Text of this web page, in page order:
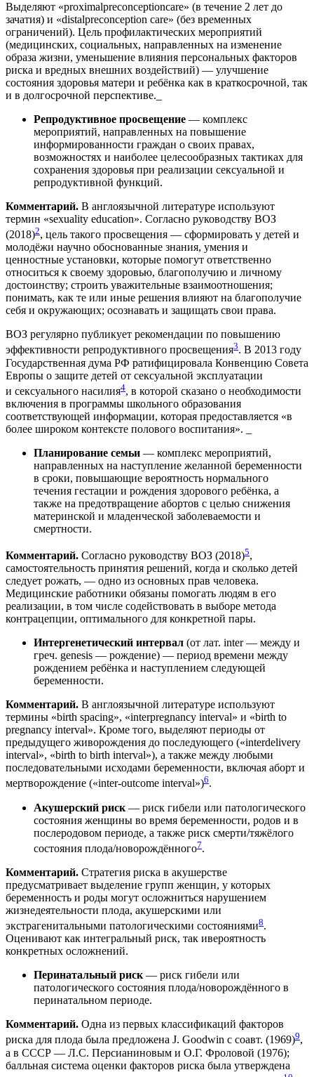
Выделяют «proximalpreconceptioncare» (в течение 2 лет до
зачатия) и «distalpreconception care» (без временных
ограничений). Цель профилактических мероприятий
(медицинских, социальных, направленных на изменение
образа жизни, уменьшение влияния персональных факторов
риска и вредных внешних воздействий) — улучшение
состояния здоровья матери и ребёнка как в краткосрочной, так
и в долгосрочной перспективе._
Репродуктивное просвещение — комплекс
мероприятий, направленных на повышение
информированности граждан о своих правах,
возможностях и наиболее целесообразных тактиках для
сохранения здоровья при реализации сексуальной и
репродуктивной функций.
Комментарий. В англоязычной литературе используют
термин «sexuality education». Согласно руководству ВОЗ
(2018)2, цель такого просвещения — сформировать у детей и
молодёжи научно обоснованные знания, умения и
ценностные установки, которые помогут ответственно
относиться к своему здоровью, благополучию и личному
достоинству; строить уважительные взаимоотношения;
понимать, как те или иные решения влияют на благополучие
себя и окружающих; осознавать и защищать свои права.
ВОЗ регулярно публикует рекомендации по повышению
эффективности репродуктивного просвещения3. В 2013 году
Государственная дума РФ ратифицировала Конвенцию Совета
Европы о защите детей от сексуальной эксплуатации
и сексуального насилия4, в которой сказано о необходимости
включения в программы школьного образования
соответствующей информации, которая предоставляется «в
более широком контексте полового воспитания». _
Планирование семьи — комплекс мероприятий,
направленных на наступление желанной беременности
в сроки, повышающие вероятность нормального
течения гестации и рождения здорового ребёнка, а
также на предотвращение абортов с целью снижения
материнской и младенческой заболеваемости и
смертности.
Комментарий. Согласно руководству ВОЗ (2018)5,
самостоятельность принятия решений, когда и сколько детей
следует рожать, — одно из основных прав человека.
Медицинские работники обязаны помогать людям в его
реализации, в том числе содействовать в выборе метода
контрацепции, оптимального для конкретной пары.
Интергенетический интервал (от лат. inter — между и
греч. genesis — рождение) — период времени между
рождением ребёнка и наступлением следующей
беременности.
Комментарий. В англоязычной литературе используют
термины «birth spacing», «interpregnancy interval» и «birth to
pregnancy interval». Кроме того, выделяют периоды от
предыдущего живорождения до последующего («interdelivery
interval», «birth to birth interval»), а также между любыми
последовательными исходами беременности, включая аборт и
мертворождение («inter-outcome interval»)6.
Акушерский риск — риск гибели или патологического
состояния женщины во время беременности, родов и в
послеродовом периоде, а также риск смерти/тяжёлого
состояния плода/новорождённого7.
Комментарий. Стратегия риска в акушерстве
предусматривает выделение групп женщин, у которых
беременность и роды могут осложниться нарушением
жизнедеятельности плода, акушерскими или
экстрагенитальными патологическими состояниями8.
Оценивают как интегральный риск, так ивероятность
конкретных осложнений.
Перинатальный риск — риск гибели или
патологического состояния плода/новорождённого в
перинатальном периоде.
Комментарий. Одна из первых классификаций факторов
риска для плода была предложена J. Goodwin с соавт. (1969)9,
а в СССР — Л.С. Персианиновым и О.Г. Фроловой (1976);
балльная система оценки факторов риска была утверждена